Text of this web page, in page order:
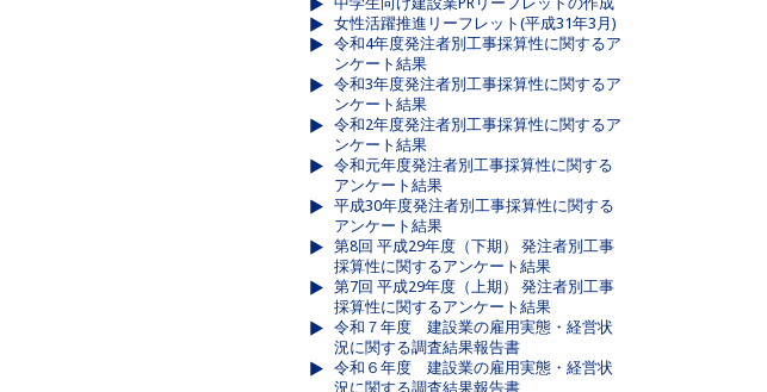
女性活躍推進リーフレット(平成31年3月)
令和4年度発注者別工事採算性に関するア
ンケート結果
令和3年度発注者別工事採算性に関するア
ンケート結果
令和2年度発注者別工事採算性に関するア
ンケート結果
令和元年度発注者別工事採算性に関する
アンケート結果
平成30年度発注者別工事採算性に関する
アンケート結果
第8回 平成29年度（下期） 発注者別工事
採算性に関するアンケート結果
第7回 平成29年度（上期） 発注者別工事
採算性に関するアンケート結果
令和７年度 建設業の雇用実態・経営状
況に関する調査結果報告書
令和６年度 建設業の雇用実態・経営状
況に関する調査結果報告書